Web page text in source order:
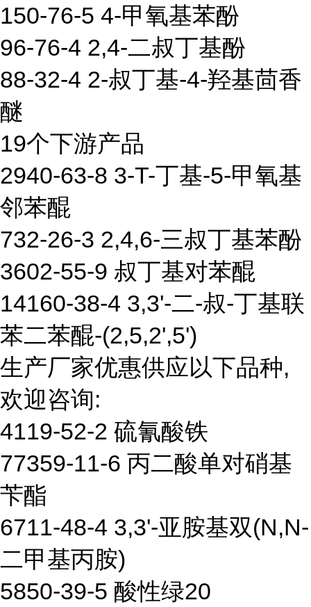
150-76-5 4-甲氧基苯酚
96-76-4 2,4-二叔丁基酚
88-32-4 2-叔丁基-4-羟基茴香
醚
19个下游产品
2940-63-8 3-T-丁基-5-甲氧基
邻苯醌
732-26-3 2,4,6-三叔丁基苯酚
3602-55-9 叔丁基对苯醌
14160-38-4 3,3'-二-叔-丁基联
苯二苯醌-(2,5,2',5')
生产厂家优惠供应以下品种,
欢迎咨询:
4119-52-2 硫氰酸铁
77359-11-6 丙二酸单对硝基
苄酯
6711-48-4 3,3'-亚胺基双(N,N-
二甲基丙胺)
5850-39-5 酸性绿20